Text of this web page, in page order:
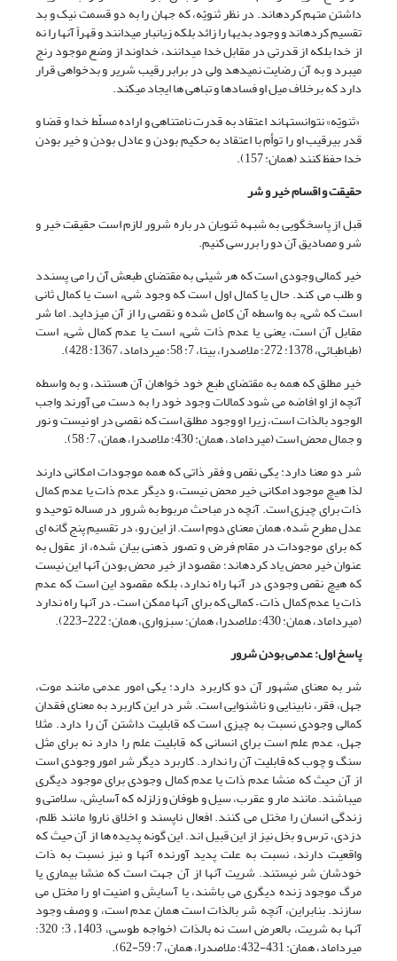
داشتن متهم کرده‏اند. در نظر ثنویّه، که جهان را به دو قسمت نیک و بد
تقسیم کرده‏اند و وجود بدی‏ها را زائد بلکه زیان‏بار مى‏دانند و قهراً آنها را نه
از خدا بلکه از قدرتى در مقابل خدا مى‏دانند، خداوند از وضع موجود رنج
مى‏برد و به آن رضایت نمى‏دهد ولى در برابر رقیب شریر و بدخواهى قرار
دارد که برخلاف میل او فسادها و تباهی ها ایجاد مى‏کند.
«ثنویّه» نتوانسته‏اند اعتقاد به قدرت نامتناهى و اراده مسلّط خدا و قضا و
قدر بى‏رقیب او را توأم با اعتقاد به حکیم بودن و عادل بودن و خیر بودن
خدا حفظ کنند (همان: 157).
حقیقت و اقسام خیر و شر
قبل از پاسخ‏گویی به شبهه ثنویان در باره شرور لازم است حقیقت خیر و
شر و مصادیق آن دو را بررسی کنیم.
خیر کمالی وجودی است که هر شیئی به مقتضای طبعش آن را می پسندد
و طلب می کند. حال یا کمال اول است که وجود شیء است یا کمال ثانی
است که شیء به واسطه آن کامل شده و نقصی را از آن می‏زداید. اما شر
مقابل آن است، یعنی یا عدم ذات شیء است یا عدم کمال شیء است
(طباطبائی، 1378: 272؛ ملاصدرا، بی‏تا، 7: 58؛ میرداماد، 1367: 428).
خیر مطلق که همه به مقتضای طبع خود خواهان آن هستند، و به واسطه
آنچه از او افاضه می شود کمالات وجود خود را به دست می آورند واجب
الوجود بالذات است، زیرا او وجود مطلق است که نقصی در او نیست و نور
و جمال محض است (میرداماد، همان: 430؛ ملاصدرا، همان، 7: 58).
شر دو معنا دارد: یکی نقص و فقر ذاتی که همه موجودات امکانی دارند
لذا هیچ موجود امکانی خیر محض نیست، و دیگر عدم ذات یا عدم کمال
ذات برای چیزی است. آنچه در مباحث مربوط به شرور در مساله توحید و
عدل مطرح شده، همان معنای دوم است. از این رو، در تقسیم پنج گانه ای
که برای موجودات در مقام فرض و تصور ذهنی بیان شده، از عقول به
عنوان خیر محض یاد کرده‏اند؛ مقصود از خیر محض بودن آنها این نیست
که هیچ نقص وجودی در آنها راه ندارد، بلکه مقصود این است که عدم
ذات یا عدم کمال ذات – کمالی که برای آنها ممکن است – در آنها راه ندارد
(میرداماد، همان: 430؛ ملاصدرا، همان؛ سبزواری، همان: 222-223).
پاسخ اول: عدمی بودن شرور
شر به معنای مشهور آن دو کاربرد دارد: یکی امور عدمی مانند موت،
جهل، فقر، نابینایی و ناشنوایی است. شر در این کاربرد به معنای فقدان
کمالی وجودی نسبت به چیزی است که قابلیت داشتن آن را دارد. مثلا
جهل، عدم علم است برای انسانی که قابلیت علم را دارد نه برای مثل
سنگ و چوب که قابلیت آن را ندارد. کاربرد دیگر شر امور وجودی است
از آن حیث که منشا عدم ذات یا عدم کمال وجودی برای موجود دیگری
می‏باشند. مانند مار و عقرب، سیل و طوفان و زلزله که آسایش، سلامتی و
زندگی انسان را مختل می کنند. افعال ناپسند و اخلاق ناروا مانند ظلم،
دزدی، ترس و بخل نیز از این قبیل اند. این گونه پدیده ها از آن حیث که
واقعیت دارند، نسبت به علت پدید آورنده آنها و نیز نسبت به ذات
خودشان شر نیستند. شریت آنها از آن جهت است که منشا بیماری یا
مرگ موجود زنده دیگری می باشند، یا آسایش و امنیت او را مختل می
سازند. بنابراین، آنچه شر بالذات است همان عدم است، و وصف وجود
آنها به شریت، بالعرض است نه بالذات (خواجه طوسی، 1403، 3: 320؛
میرداماد، همان: 431-432؛ ملاصدرا، همان، 7: 59-62).